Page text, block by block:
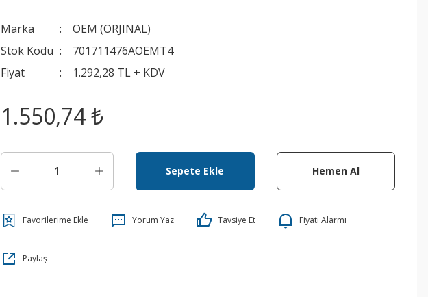
Marka
OEM (ORJINAL)
Stok Kodu
701711476AOEMT4
Fiyat
1.292,28 TL + KDV
1.550,74 ₺
Sepete Ekle Hemen Al
Yorum Yaz Tavsiye Et Fiyatı Alarmı
Paylaş